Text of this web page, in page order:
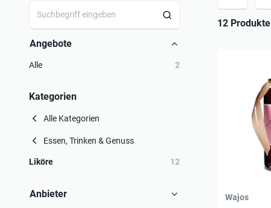
Angebote
Alle 2
Kategorien
Alle Kategorien
Essen, Trinken & Genuss
Liköre 12
Anbieter
12 Produkte
Wajos